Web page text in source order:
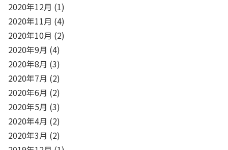
2020年12月 (1)
2020年11月 (4)
2020年10月 (2)
2020年9月 (4)
2020年8月 (3)
2020年7月 (2)
2020年6月 (2)
2020年5月 (3)
2020年4月 (2)
2020年3月 (2)